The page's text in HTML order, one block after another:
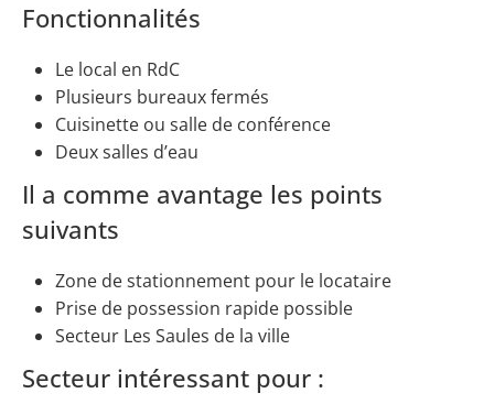
Fonctionnalités
Le local en RdC
Plusieurs bureaux fermés
Cuisinette ou salle de conférence
Deux salles d’eau
Il a comme avantage les points
suivants
Zone de stationnement pour le locataire
Prise de possession rapide possible
Secteur Les Saules de la ville
Secteur intéressant pour :